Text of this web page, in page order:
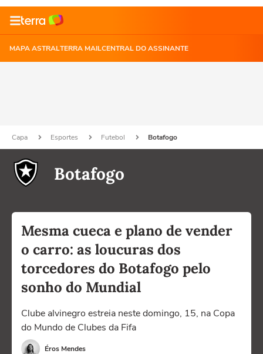
MAPA ASTRALTERRA MAILCENTRAL DO ASSINANTE
Capa Esportes Futebol Botafogo
Botafogo
Mesma cueca e plano de vender
o carro: as loucuras dos
torcedores do Botafogo pelo
sonho do Mundial
Clube alvinegro estreia neste domingo, 15, na Copa
do Mundo de Clubes da Fifa
Éros Mendes